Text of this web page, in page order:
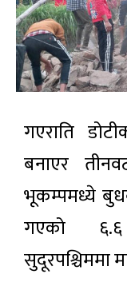
गएराति
बनाएर
भूकम्पमध्ये
गएको ६.६
सुदूरपश्चिममा